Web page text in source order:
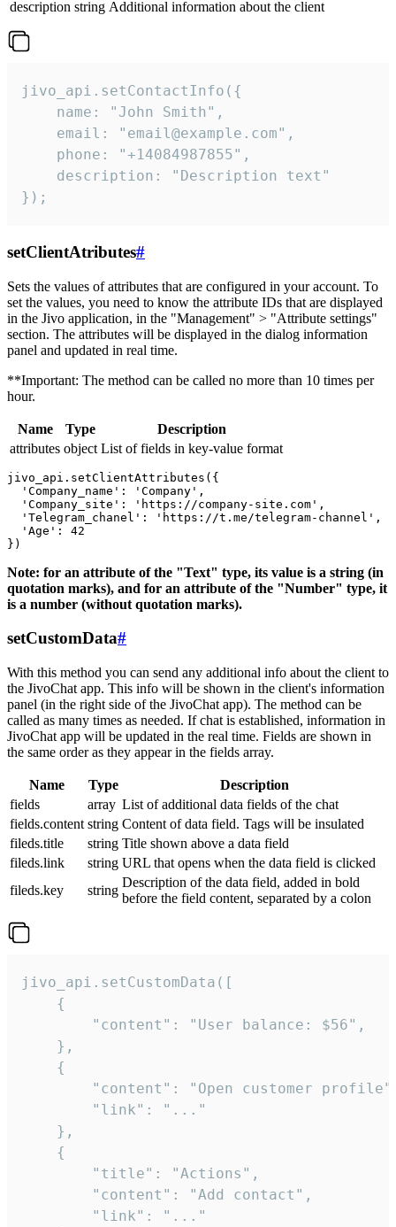
description string Additional information about the client
jivo_api.setContactInfo({
    name: "John Smith",
    email: "email@example.com",
    phone: "+14084987855",
    description: "Description text"
});
setClientAtributes#
Sets the values ​​of attributes that are configured in your account. To
set the values, you need to know the attribute IDs that are displayed
in the Jivo application, in the "Management" > "Attribute settings"
section. The attributes will be displayed in the dialog information
panel and updated in real time.
**Important: The method can be called no more than 10 times per
hour.
Name Type
Description
attributes object List of fields in key-value format
jivo_api.setClientAttributes({
  'Company_name': 'Company',
  'Company_site': 'https://company-site.com',
  'Telegram_chanel': 'https://t.me/telegram-channel',
  'Age': 42
Note: for an attribute of the "Text" type, its value is a string (in
quotation marks), and for an attribute of the "Number" type, it
is a number (without quotation marks).
setCustomData#
With this method you can send any additional info about the client to
the JivoChat app. This info will be shown in the client's information
panel (in the right side of the JivoChat app). The method can be
called as many times as needed. If chat is established, information in
JivoChat app will be updated in the real time. Fields are shown in
the same order as they appear in the fields array.
Name Type
Description
fields
array List of additional data fields of the chat
fields.content string Content of data field. Tags will be insulated
fileds.title
string Title shown above a data field
fileds.link
string URL that opens when the data field is clicked
fileds.key
string
Description of the data field, added in bold
before the field content, separated by a colon
jivo_api.setCustomData([
    {
        "content": "User balance: $56",
    },
    {
"content": "Open customer
        "link": "..."
    },
    {
        "title": "Actions",
        "content": "Add contact",
        "link": "..."